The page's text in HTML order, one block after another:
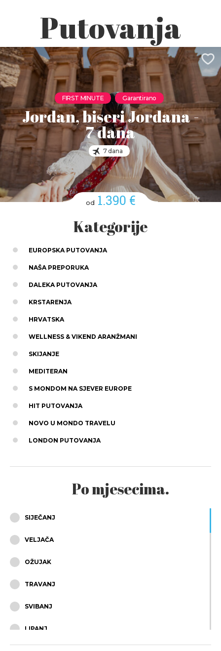
Putovanja
FIRST MINUTE Garantirano
Jordan, biseri Jordana -
7 dana
7 dana
od 1.390 €
Kategorije
EUROPSKA PUTOVANJA
NAŠA PREPORUKA
DALEKA PUTOVANJA
KRSTARENJA
HRVATSKA
WELLNESS & VIKEND ARANŽMANI
SKIJANJE
MEDITERAN
S MONDOM NA SJEVER EUROPE
HIT PUTOVANJA
NOVO U MONDO TRAVELU
LONDON PUTOVANJA
Po mjesecima.
SIJEČANJ
VELJAČA
OŽUJAK
TRAVANJ
SVIBANJ
LIPANJ